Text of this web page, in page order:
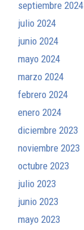
septiembre 2024
julio 2024
junio 2024
mayo 2024
marzo 2024
febrero 2024
enero 2024
diciembre 2023
noviembre 2023
octubre 2023
julio 2023
junio 2023
mayo 2023